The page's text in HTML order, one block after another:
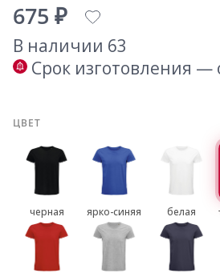
675 ₽
В наличии 63
Срок изготовления —
ЦВЕТ
черная ярко-синяя белая